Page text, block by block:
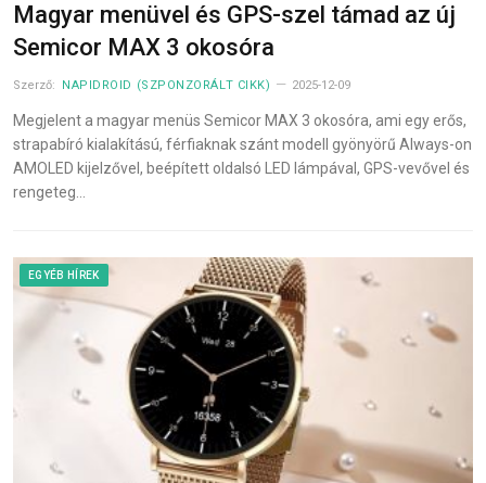
Magyar menüvel és GPS-szel támad az új
Semicor MAX 3 okosóra
Szerző: NAPIDROID (SZPONZORÁLT CIKK) 2025-12-09
Megjelent a magyar menüs Semicor MAX 3 okosóra, ami egy erős,
strapabíró kialakítású, férfiaknak szánt modell gyönyörű Always-on
AMOLED kijelzővel, beépített oldalsó LED lámpával, GPS-vevővel és
rengeteg…
EGYÉB HÍREK